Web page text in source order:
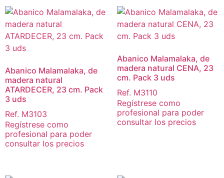
Abanico Malamalaka, de
madera natural
ATARDECER, 23 cm. Pack
3 uds
Ref. M3103
Regístrese como
profesional para poder
consultar los precios
Abanico Malamalaka, de
madera natural CENA, 23
cm. Pack 3 uds
Ref. M3110
Regístrese como
profesional para poder
consultar los precios